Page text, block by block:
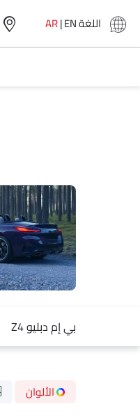
اللغةEN
|
AR
بي إم دبليو Z4
الألوان